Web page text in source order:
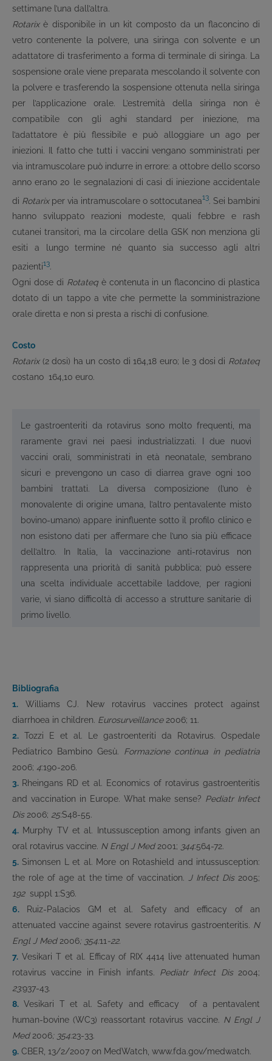
settimane l’una dall’altra.
Rotarixè disponibile in un kit composto da un flaconcino di
vetro contenente la polvere, una siringa con solvente e un
adattatore di trasferimento a forma di terminale di siringa. La
sospensione orale viene preparata mescolando il solvente con
la polvere e trasferendo la sospensione ottenuta nella siringa
per l’applicazione orale. L’estremità della siringa non è
compatibile con gli aghi standard per iniezione, ma
l’adattatore è più flessibile e può alloggiare un ago per
iniezioni. Il fatto che tutti i vaccini vengano somministrati per
via intramuscolare può indurre in errore: a ottobre dello scorso
anno erano 20 le segnalazioni di casi di iniezione accidentale
di Rotarixper via intramuscolare o sottocutanea13. Sei bambini
hanno sviluppato reazioni modeste, quali febbre e rash
cutanei transitori, ma la circolare della GSK non menziona gli
esiti a lungo termine né quanto sia successo agli altri
pazienti13.
Ogni dose di Rotateq è contenuta in un flaconcino di plastica
dotato di un tappo a vite che permette la somministrazione
orale diretta e non si presta a rischi di confusione.
Costo
Rotarix(2 dosi) ha un costo di 164,18 euro; le 3 dosi di Rotateq
costano 164,10 euro.
Le gastroenteriti da rotavirus sono molto frequenti, ma
raramente gravi nei paesi industrializzati. I due nuovi
vaccini orali, somministrati in età neonatale, sembrano
sicuri e prevengono un caso di diarrea grave ogni 100
bambini trattati. La diversa composizione (l’uno è
monovalente di origine umana, l’altro pentavalente misto
bovino-umano) appare ininfluente sotto il profilo clinico e
non esistono dati per affermare che l’uno sia più efficace
dell’altro. In Italia, la vaccinazione anti-rotavirus non
rappresenta una priorità di sanità pubblica; può essere
una scelta individuale accettabile laddove, per ragioni
varie, vi siano difficoltà di accesso a strutture sanitarie di
primo livello.
Bibliografia
1. Williams CJ. New rotavirus vaccines protect against
diarrhoea in children. Eurosurveillance 2006; 11.
2. Tozzi E et al. Le gastroenteriti da Rotavirus. Ospedale
Pediatrico Bambino Gesù. Formazione continua in pediatria
2006; 4:190-206.
3. Rheingans RD et al. Economics of rotavirus gastroenteritis
and vaccination in Europe. What make sense? Pediatr Infect
Dis2006; 25:S48-55.
4. Murphy TV et al. Intussusception among infants given an
oral rotavirus vaccine. N Engl J Med2001; 344:564-72.
5. Simonsen L et al. More on Rotashield and intussusception:
the role of age at the time of vaccination. J Infect Dis 2005;
192 suppl 1:S36.
6. Ruiz-Palacios GM et al. Safety and efficacy of an
attenuated vaccine against severe rotavirus gastroenteritis. N
Engl J Med 2006; 354:11 -22.
7. Vesikari T et al. Efficay of RIX 4414 live attenuated human
rotavirus vaccine in Finish infants. Pediatr Infect Dis2004;
23:937-43.
8. Vesikari T et al. Safety and efficacy of a pentavalent
human-bovine (WC3) reassortant rotavirus vaccine. N Engl J
Med 2006; 354:23-33.
9. CBER, 13/2/2007 on MedWatch, www.fda.gov/medwatch.